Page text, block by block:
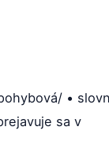
•
sa v